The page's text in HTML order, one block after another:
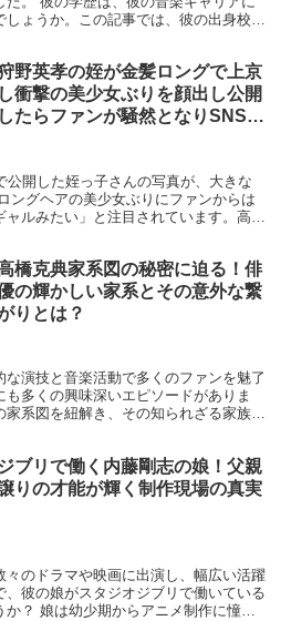
ょうか。この記事では、彼の出身校や
野英孝の姪が金髪ロングで上京
し衝撃の美少女ぶりを顔出し公開
したらファンが騒然となりSNSが
公開した姪っ子さんの写真が、大きな
ングヘアの美少女ぶりにファンからは
ルみたい」と注目されています。高校
橋克典家系図の秘密に迫る！俳
の輝かしい家系とその意外な繋
りとは？
演技と音楽活動で多くのファンを魅了
多くの興味深いエピソードがありま
系図を紐解き、その知られざる家族の
ブリで働く内藤剛志の娘！父親
りの才能が輝く制作現場の真実
々のドラマや映画に出演し、幅広い活躍
彼の娘がスタジオジブリで働いている
か？ 娘は幼少期からアニメ制作に憧れ